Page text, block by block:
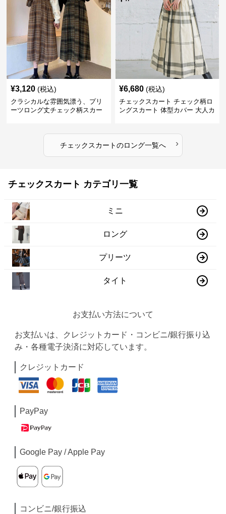
¥3,120 (税込)
クラシカルな雰囲気漂う、プリ
ーツロング丈チェック柄スカー
¥6,680 (税込)
チェックスカート チェック柄ロ
ングスカート 体型カバー 大人カ
チェックスカートのロング一覧へ ›
チェックスカート カテゴリ一覧
ミニ
ロング
プリーツ
タイト
お支払い方法について
お支払いは、クレジットカード・コンビニ/銀行振り込
み・各種電子決済に対応しています。
クレジットカード
PayPay
Google Pay / Apple Pay
コンビニ/銀行振込